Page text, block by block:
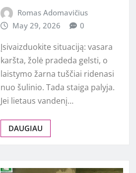
Romas Adomavičius
May 29, 2026
0
Įsivaizduokite situaciją: vasara
karšta, žolė pradeda gelsti, o
laistymo žarna tuščiai ridenasi
nuo šulinio. Tada staiga palyja.
Jei lietaus vandenį…
DAUGIAU